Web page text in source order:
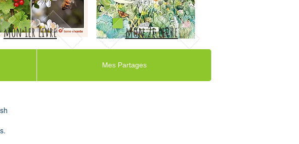
mon 1er livre mon 2e livre
Mes Partages